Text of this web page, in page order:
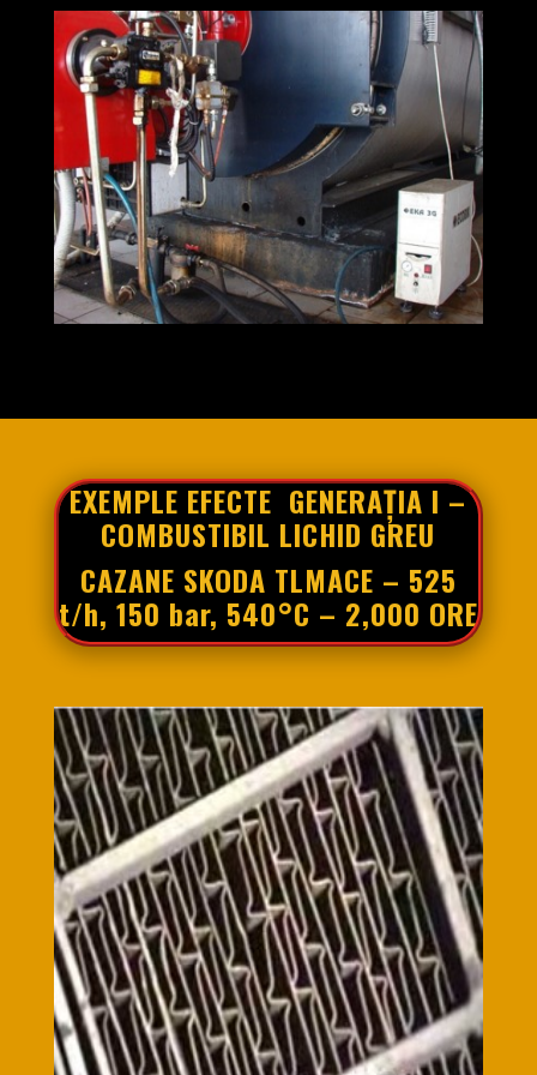
EXEMPLE EFECTE GENERAȚIA I –
COMBUSTIBIL LICHID GREU
CAZANE SKODA TLMACE – 525
t/h, 150 bar, 540°C – 2,000 ORE